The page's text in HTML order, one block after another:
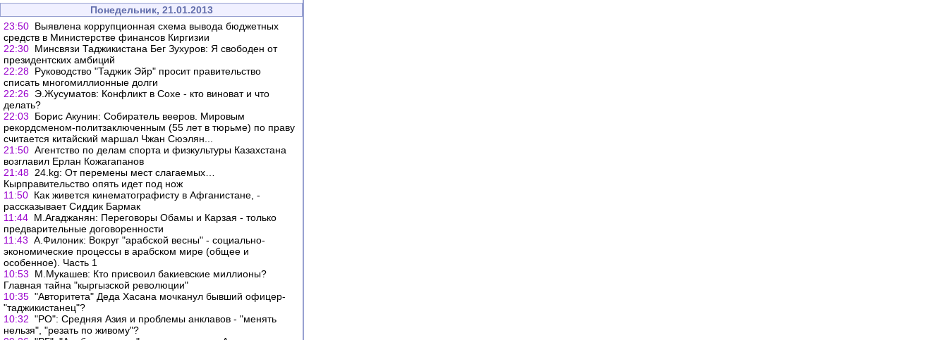
Понедельник, 21.01.2013
23:50 Выявлена коррупционная схема вывода бюджетных
средств в Министерстве финансов Киргизии
22:30 Минсвязи Таджикистана Бег Зухуров: Я свободен от
президентских амбиций
22:28 Руководство "Таджик Эйр" просит правительство
списать многомиллионные долги
22:26 Э.Жусуматов: Конфликт в Сохе - кто виноват и что
делать?
22:03
Борис Акунин: Собиратель вееров. Мировым
рекордсменом-политзаключенным (55 лет в тюрьме) по праву
считается китайский маршал Чжан Сюэлян...
21:50 Агентство по делам спорта и физкультуры Казахстана
возглавил Ерлан Кожагапанов
21:48 24.kg: От перемены мест слагаемых…
Кырправительство опять идет под нож
11:50 Как живется кинематографисту в Афганистане, -
рассказывает Сиддик Бармак
11:44 М.Агаджанян: Переговоры Обамы и Карзая - только
предварительные договоренности
11:43 А.Филоник: Вокруг "арабской весны" - социально-
экономические процессы в арабском мире (общее и
особенное). Часть 1
10:53
М.Мукашев: Кто присвоил бакиевские миллионы?
Главная тайна "кыргызской революции"
10:35 "Авторитета" Деда Хасана мочканул бывший офицер-
"таджикистанец"?
10:32 "РО": Средняя Азия и проблемы анклавов - "менять
нельзя", "резать по живому"?